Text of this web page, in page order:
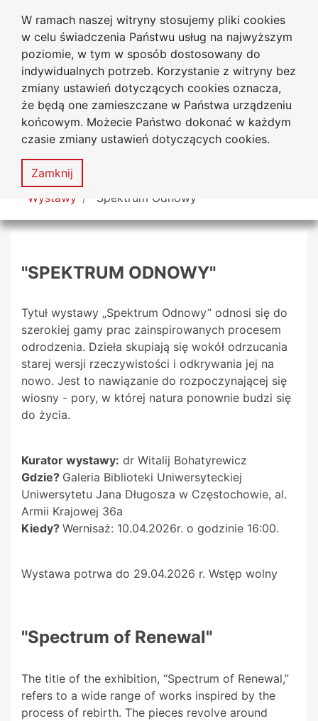
W ramach naszej witryny stosujemy pliki cookies
w celu świadczenia Państwu usług na najwyższym
poziomie, w tym w sposób dostosowany do
indywidualnych potrzeb. Korzystanie z witryny bez
zmiany ustawień dotyczących cookies oznacza,
że będą one zamieszczane w Państwa urządzeniu
końcowym. Możecie Państwo dokonać w każdym
czasie zmiany ustawień dotyczących cookies.
Zamknij
Przejdź do głównego menu
Przejdź do treści
Przejdź do wyszukiwarki
Przejdź do mapy serwisu
Biblioteka Uniwersytecka
Uniwersytetu Jana Długosza
w Częstochowie
Deklaracja
dostępności
Mapa
serwisu
MENU
Tutaj jesteś
Wystawy "Spektrum Odnowy"
"SPEKTRUM ODNOWY"
Tytuł wystawy „Spektrum Odnowy” odnosi się do
szerokiej gamy prac zainspirowanych procesem
odrodzenia. Dzieła skupiają się wokół odrzucania
starej wersji rzeczywistości i odkrywania jej na
nowo. Jest to nawiązanie do rozpoczynającej się
wiosny - pory, w której natura ponownie budzi się
do życia.
Kurator wystawy: dr Witalij Bohatyrewicz
Gdzie? Galeria Biblioteki Uniwersyteckiej
Uniwersytetu Jana Długosza w Częstochowie, al.
Armii Krajowej 36a
Kiedy? Wernisaż: 10.04.2026r. o godzinie 16:00.
Wystawa potrwa do 29.04.2026 r. Wstęp wolny
"Spectrum of Renewal"
The title of the exhibition, “Spectrum of Renewal,”
refers to a wide range of works inspired by the
process of rebirth. The pieces revolve around